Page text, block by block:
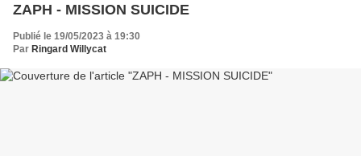
ZAPH - MISSION SUICIDE
Publié le 19/05/2023 à 19:30
Par Ringard Willycat